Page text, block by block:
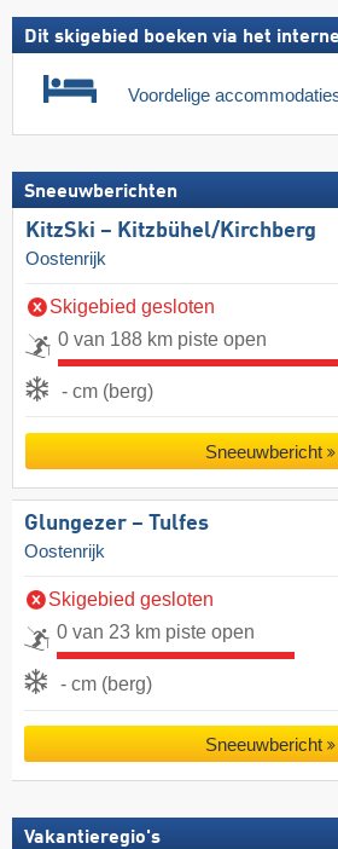
Dit skigebied boeken via het
Voordelige
Sneeuwberichten
KitzSki – Kitzbühel/​Kirchberg
Oostenrijk
Skigebied gesloten
0 van 188 km piste open
- cm (berg)
Sneeuwbericht
Glungezer – Tulfes
Oostenrijk
Skigebied gesloten
0 van 23 km piste open
- cm (berg)
Sneeuwbericht
Vakantieregio's